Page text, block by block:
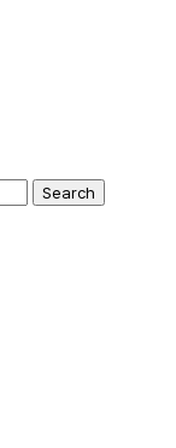
Search